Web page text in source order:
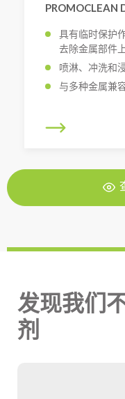
PROMOCLEAN
具有临时保护
去除金属部件
喷淋、冲洗和
与多种金属兼
发现我们
剂